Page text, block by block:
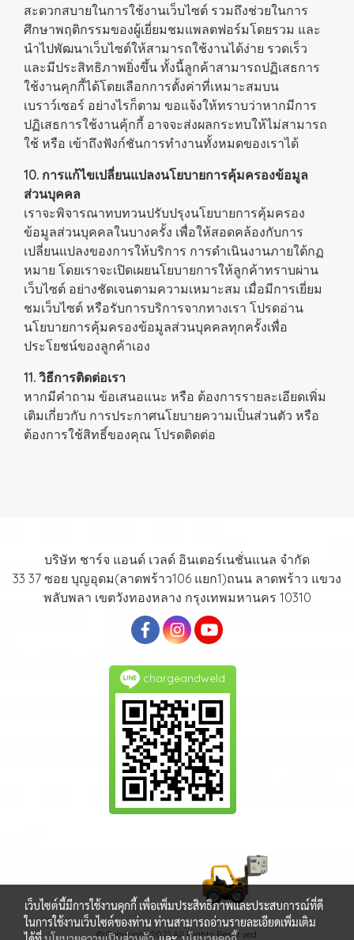
สะดวกสบายในการใช้งานเว็บไซต์ รวมถึงช่วยในการ
ศึกษาพฤติกรรมของผู้เยี่ยมชมแพลตฟอร์มโดยรวม และ
นำไปพัฒนาเว็บไซต์ให้สามารถใช้งานได้ง่าย รวดเร็ว
และมีประสิทธิภาพยิ่งขึ้น ทั้งนี้ลูกค้าสามารถปฏิเสธการ
ใช้งานคุกกี้ได้โดยเลือกการตั้งค่าที่เหมาะสมบน
เบราว์เซอร์ อย่างไรก็ตาม ขอแจ้งให้ทราบว่าหากมีการ
ปฏิเสธการใช้งานคุ้กกี้ อาจจะส่งผลกระทบให้ไม่สามารถ
ใช้ หรือ เข้าถึงฟังก์ชันการทำงานทั้งหมดของเราได้
10. การแก้ไขเปลี่ยนแปลงนโยบายการคุ้มครองข้อมูล
ส่วนบุคคล
เราจะพิจารณาทบทวนปรับปรุงนโยบายการคุ้มครอง
ข้อมูลส่วนบุคคลในบางครั้ง เพื่อให้สอดคล้องกับการ
เปลี่ยนแปลงของการให้บริการ การดำเนินงานภายใต้กฏ
หมาย โดยเราจะเปิดเผยนโยบายการให้ลูกค้าทราบผ่าน
เว็บไซต์ อย่างชัดเจนตามความเหมาะสม เมื่อมีการเยี่ยม
ชมเว็บไซต์ หรือรับการบริการจากทางเรา โปรดอ่าน
นโยบายการคุ้มครองข้อมูลส่วนบุคคลทุกครั้งเพื่อ
ประโยชน์ของลูกค้าเอง
11. วิธีการติดต่อเรา
หากมีคำถาม ข้อเสนอแนะ หรือ ต้องการรายละเอียดเพิ่ม
เติมเกี่ยวกับ การประกาศนโยบายความเป็นส่วนตัว หรือ
ต้องการใช้สิทธิ์ของคุณ โปรดติดต่อ
บริษัท ชาร์จ แอนด์ เวลด์ อินเตอร์เนชั่นแนล จำกัด
33 37 ซอย บุญอุดม(ลาดพร้าว106 แยก1)ถนน ลาดพร้าว แขวง
พลับพลา เขตวังทองหลาง กรุงเทพมหานคร 10310
chargeandweld
© Copyright 2021 All Rights Reserved.
เว็บไซต์นี้มีการใช้งานคุกกี้ เพื่อเพิ่มประสิทธิภาพและประสบการณ์ที่ดี
ในการใช้งานเว็บไซต์ของท่าน ท่านสามารถอ่านรายละเอียดเพิ่มเติม